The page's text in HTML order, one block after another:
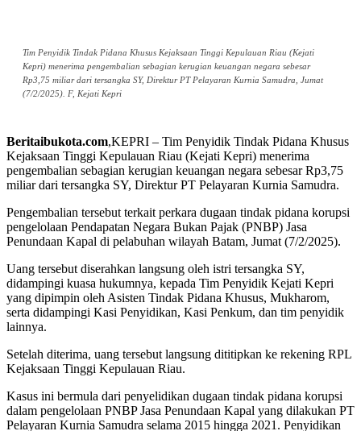
Tim Penyidik Tindak Pidana Khusus Kejaksaan Tinggi Kepulauan Riau (Kejati
Kepri) menerima pengembalian sebagian kerugian keuangan negara sebesar
Rp3,75 miliar dari tersangka SY, Direktur PT Pelayaran Kurnia Samudra, Jumat
(7/2/2025). F, Kejati Kepri
Beritaibukota.com,KEPRI – Tim Penyidik Tindak Pidana Khusus
Kejaksaan Tinggi Kepulauan Riau (Kejati Kepri) menerima
pengembalian sebagian kerugian keuangan negara sebesar Rp3,75
miliar dari tersangka SY, Direktur PT Pelayaran Kurnia Samudra.
Pengembalian tersebut terkait perkara dugaan tindak pidana korupsi
pengelolaan Pendapatan Negara Bukan Pajak (PNBP) Jasa
Penundaan Kapal di pelabuhan wilayah Batam, Jumat (7/2/2025).
Uang tersebut diserahkan langsung oleh istri tersangka SY,
didampingi kuasa hukumnya, kepada Tim Penyidik Kejati Kepri
yang dipimpin oleh Asisten Tindak Pidana Khusus, Mukharom,
serta didampingi Kasi Penyidikan, Kasi Penkum, dan tim penyidik
lainnya.
Setelah diterima, uang tersebut langsung dititipkan ke rekening RPL
Kejaksaan Tinggi Kepulauan Riau.
Kasus ini bermula dari penyelidikan dugaan tindak pidana korupsi
dalam pengelolaan PNBP Jasa Penundaan Kapal yang dilakukan PT
Pelayaran Kurnia Samudra selama 2015 hingga 2021. Penyidikan